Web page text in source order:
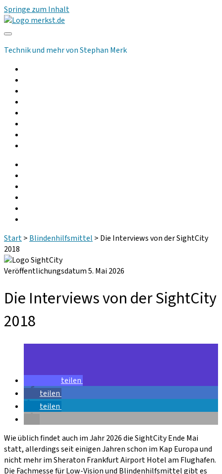
Springe zum Inhalt
merkst.de
Technik und mehr von Stephan Merk
Start> Blindenhilfsmittel > Die Interviews von der SightCity
2018
Veröffentlichungsdatum 5. Mai 2026
Die Interviews von der SightCity
2018
teilen
teilen
teilen
Wie üblich findet auch im Jahr 2026 die SightCity Ende Mai
statt, allerdings seit einigen Jahren schon im Kap Europa und
nicht mehr im Sheraton Frankfurt Airport Hotel am Flughafen.
Die Fachmesse für Low-Vision und Blindenhilfsmittel gibt es